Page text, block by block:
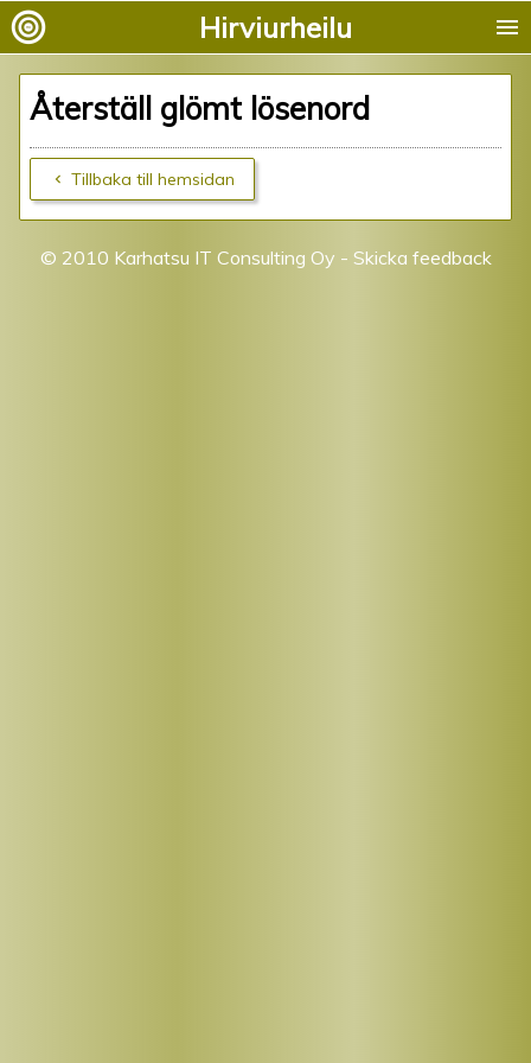
Hirviurheilu menu
Återställ glömt lösenord
Tillbaka till hemsidan
© 2010 Karhatsu IT Consulting Oy - Skicka feedback